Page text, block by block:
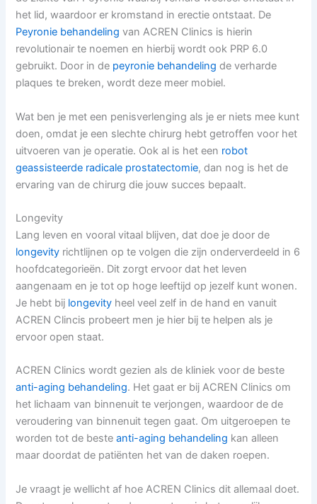
het lid, waardoor er kromstand in erectie ontstaat. De
Peyronie behandeling van ACREN Clinics is hierin
revolutionair te noemen en hierbij wordt ook PRP 6.0
gebruikt. Door in de peyronie behandeling de verharde
plaques te breken, wordt deze meer mobiel.
Wat ben je met een penisverlenging als je er niets mee kunt
doen, omdat je een slechte chirurg hebt getroffen voor het
uitvoeren van je operatie. Ook al is het een robot
geassisteerde radicale prostatectomie, dan nog is het de
ervaring van de chirurg die jouw succes bepaalt.
Longevity
Lang leven en vooral vitaal blijven, dat doe je door de
longevity richtlijnen op te volgen die zijn onderverdeeld in 6
hoofdcategorieën. Dit zorgt ervoor dat het leven
aangenaam en je tot op hoge leeftijd op jezelf kunt wonen.
Je hebt bij longevity heel veel zelf in de hand en vanuit
ACREN Clincis probeert men je hier bij te helpen als je
ervoor open staat.
ACREN Clinics wordt gezien als de kliniek voor de beste
anti-aging behandeling. Het gaat er bij ACREN Clinics om
het lichaam van binnenuit te verjongen, waardoor de de
veroudering van binnenuit tegen gaat. Om uitgeroepen te
worden tot de besteanti-aging behandeling kan alleen
maar doordat de patiënten het van de daken roepen.
Je vraagt je wellicht af hoe ACREN Clinics dit allemaal doet.